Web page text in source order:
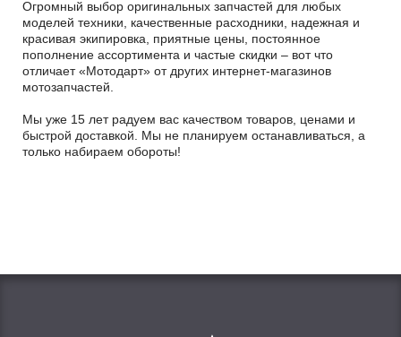
Огромный выбор оригинальных запчастей для любых
моделей техники, качественные расходники, надежная и
красивая экипировка, приятные цены, постоянное
пополнение ассортимента и частые скидки – вот что
отличает «Мотодарт» от других интернет-магазинов
мотозапчастей.
Мы уже 15 лет радуем вас качеством товаров, ценами и
быстрой доставкой. Мы не планируем останавливаться, а
только набираем обороты!